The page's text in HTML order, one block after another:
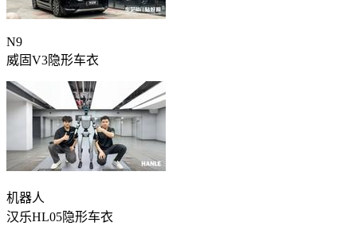
N9
威固V3隐形车衣
机器人
汉乐HL05隐形车衣